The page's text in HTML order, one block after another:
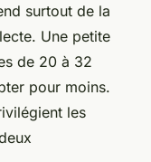
surtout de la
Une petite
de 20 à 32
pour moins.
les